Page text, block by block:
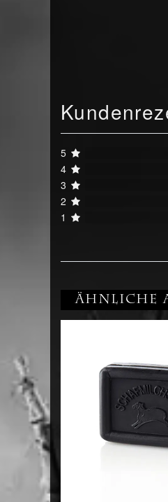
5
4
3
2
1
Ähnliche